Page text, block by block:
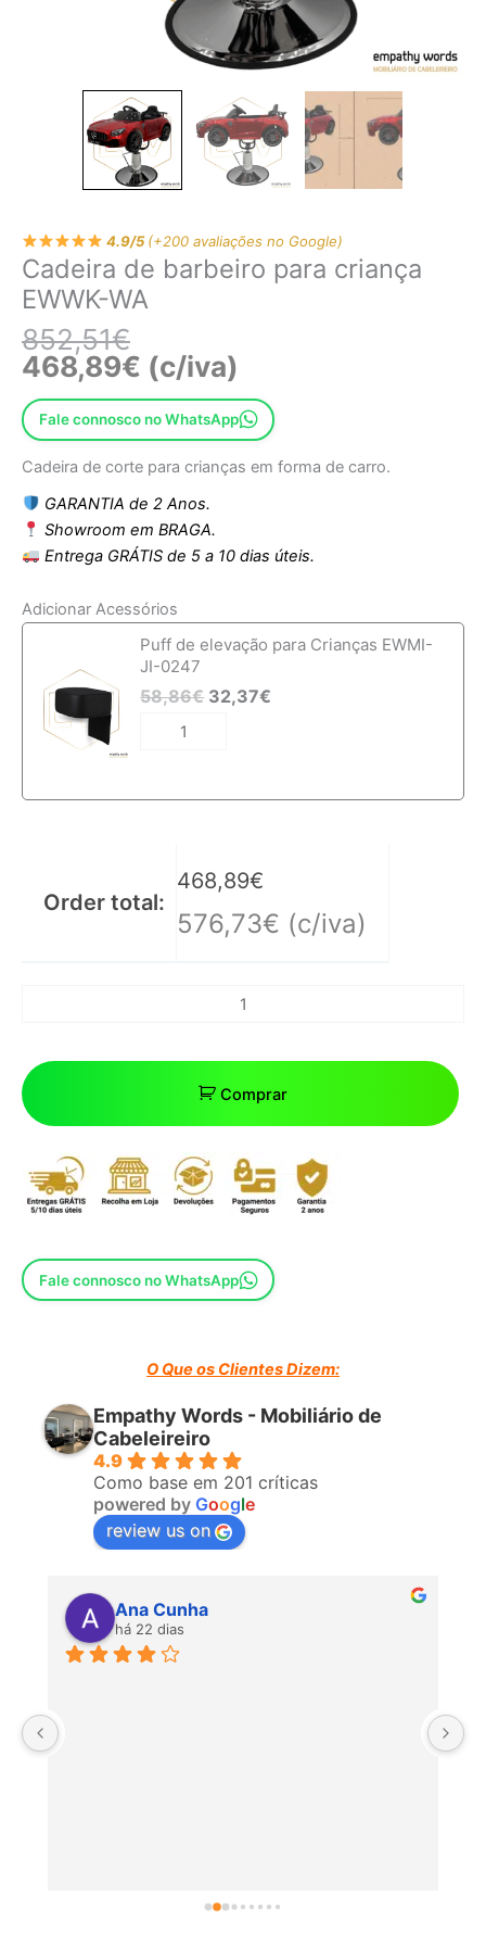
4.9/5(+200 avaliações no Google)
Cadeira de barbeiro para criança
EWWK-WA
852,51€
468,89€ (c/iva)
Fale connosco no WhatsApp
Cadeira de corte para crianças em forma de carro.
GARANTIA de 2 Anos.
Showroom em BRAGA.
Entrega GRÁTIS de 5 a 10 dias úteis.
Adicionar Acessórios
Puff de elevação para Crianças EWMI-
JI-0247
58,86€ 32,37€
Quantidade
de
Cadeira
de
barbeiro
Order total:
468,89€
576,73€ (c/iva)
Comprar
Fale connosco no WhatsApp
O Que os Clientes Dizem:
Empathy Words - Mobiliário de
Cabeleireiro
4.9
Como base em 201 críticas
powered by Google
review us on
Ana Cunha
há 22 dias